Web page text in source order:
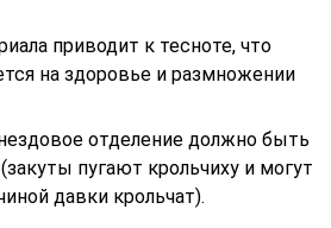
приводит к тесноте, что
на здоровье и размножении
отделение должно быть
пугают крольчиху и могут
давки крольчат).